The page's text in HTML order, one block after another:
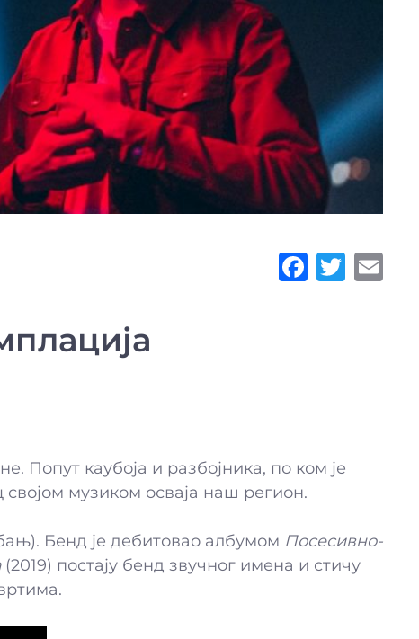
Попут каубоја и разбојника, по ком је
својом музиком осваја наш регион.
Бенд је дебитовао албумом Посесивно-
(2019) постају бенд звучног имена и стичу